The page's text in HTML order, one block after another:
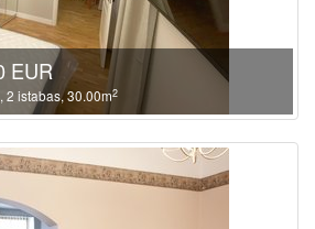
EUR
2 istabas, 30.00m2